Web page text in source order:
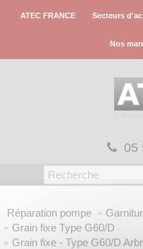
ATEC FRANCE Secteurs
Nos
05
Réparation pompe
Grain fixe Type G60/D
Grain fixe - Type G60/D